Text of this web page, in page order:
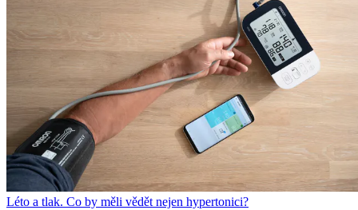
Léto a tlak. Co by měli vědět nejen hypertonici?